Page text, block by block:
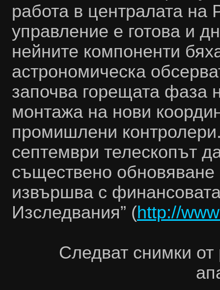
работа в централата на
управление е готова и
нейните компоненти
астрономическа
започва горещата фаза
монтажа на нови
промишлени
септември телескопът
съществено обновяване
извършва с
Изследвания” (http://
Следват снимки от